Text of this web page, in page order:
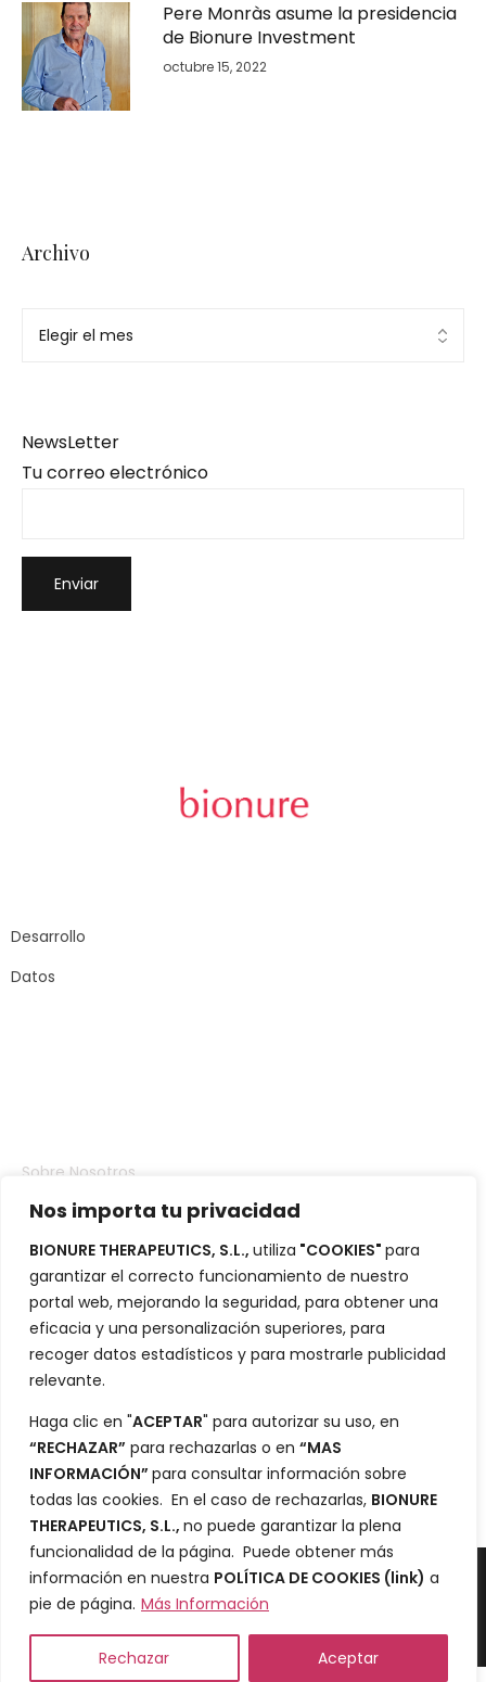
Nos importa tu privacidad
BIONURE THERAPEUTICS, S.L., utiliza "COOKIES" para
garantizar el correcto funcionamiento de nuestro
portal web, mejorando la seguridad, para obtener una
eficacia y una personalización superiores, para
recoger datos estadísticos y para mostrarle publicidad
relevante.
Haga clic en "ACEPTAR" para autorizar su uso, en
“RECHAZAR” para rechazarlas o en “MAS
INFORMACIÓN” para consultar información sobre
todas las cookies. En el caso de rechazarlas, BIONURE
THERAPEUTICS, S.L., no puede garantizar la plena
funcionalidad de la página. Puede obtener más
información en nuestra POLÍTICA DE COOKIES (link) a
pie de página. Más Información
Rechazar Aceptar
Pere Monràs asume la presidencia
de Bionure Investment
octubre 15, 2022
Archivo
NewsLetter
Tu correo electrónico
Desarrollo
Datos
Sobre Nosotros
Inversores
Portafolio
Blog
Contacto
Desarrollo
Datos
Política de CookiesyAviso legal y política de privacidad
© 2022 Bionure